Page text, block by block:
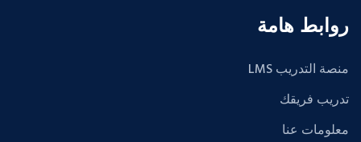
روابط هامة
منصة التدريب LMS
تدريب فريقك
معلومات عنا